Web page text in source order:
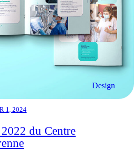
Design
1, 2024
du Centre